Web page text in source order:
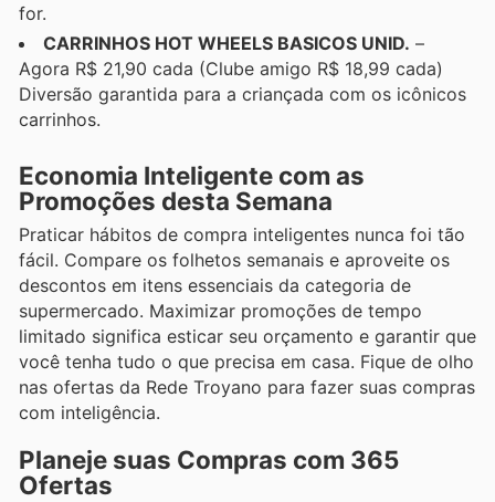
for.
CARRINHOS HOT WHEELS BASICOS UNID. –
Agora R$ 21,90 cada (Clube amigo R$ 18,99 cada)
Diversão garantida para a criançada com os icônicos
carrinhos.
Economia Inteligente com as
Promoções desta Semana
Praticar hábitos de compra inteligentes nunca foi tão
fácil. Compare os folhetos semanais e aproveite os
descontos em itens essenciais da categoria de
supermercado. Maximizar promoções de tempo
limitado significa esticar seu orçamento e garantir que
você tenha tudo o que precisa em casa. Fique de olho
nas ofertas da Rede Troyano para fazer suas compras
com inteligência.
Planeje suas Compras com 365
Ofertas